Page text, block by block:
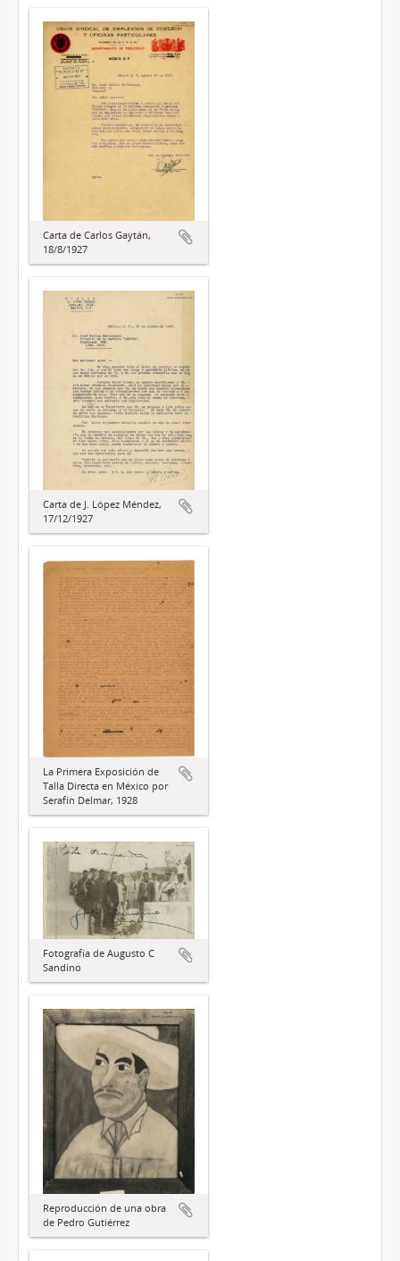
Carta de Carlos Gaytán,
18/8/1927
Carta de J. López Méndez,
17/12/1927
La Primera Exposición de
Talla Directa en México por
Serafín Delmar, 1928
Fotografía de Augusto C
Sandino
Reproducción de una obra
de Pedro Gutiérrez